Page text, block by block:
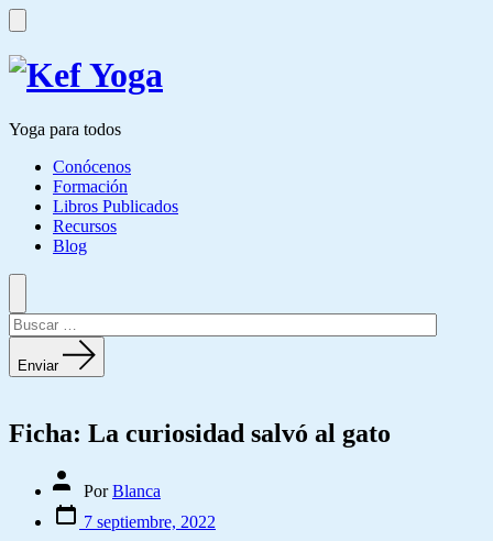
Yoga para todos
Conócenos
Formación
Libros Publicados
Recursos
Blog
Enviar
Ficha: La curiosidad salvó al gato
PorBlanca
7 septiembre, 2022